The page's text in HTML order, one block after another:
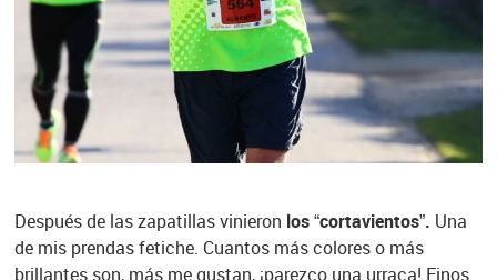
Después de las zapatillas vinieron los “cortavientos”. Una
de mis prendas fetiche. Cuantos más colores o más
brillantes son, más me gustan, ¡parezco una urraca! Finos